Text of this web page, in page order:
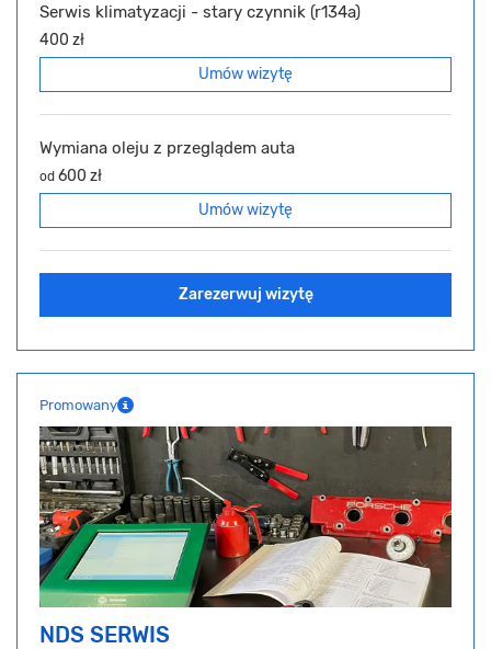
Serwis klimatyzacji - stary czynnik (r134a)
400 zł
Umów wizytę
Wymiana oleju z przeglądem auta
od 600 zł
Umów wizytę
Zarezerwuj wizytę
Promowany
NDS SERWIS